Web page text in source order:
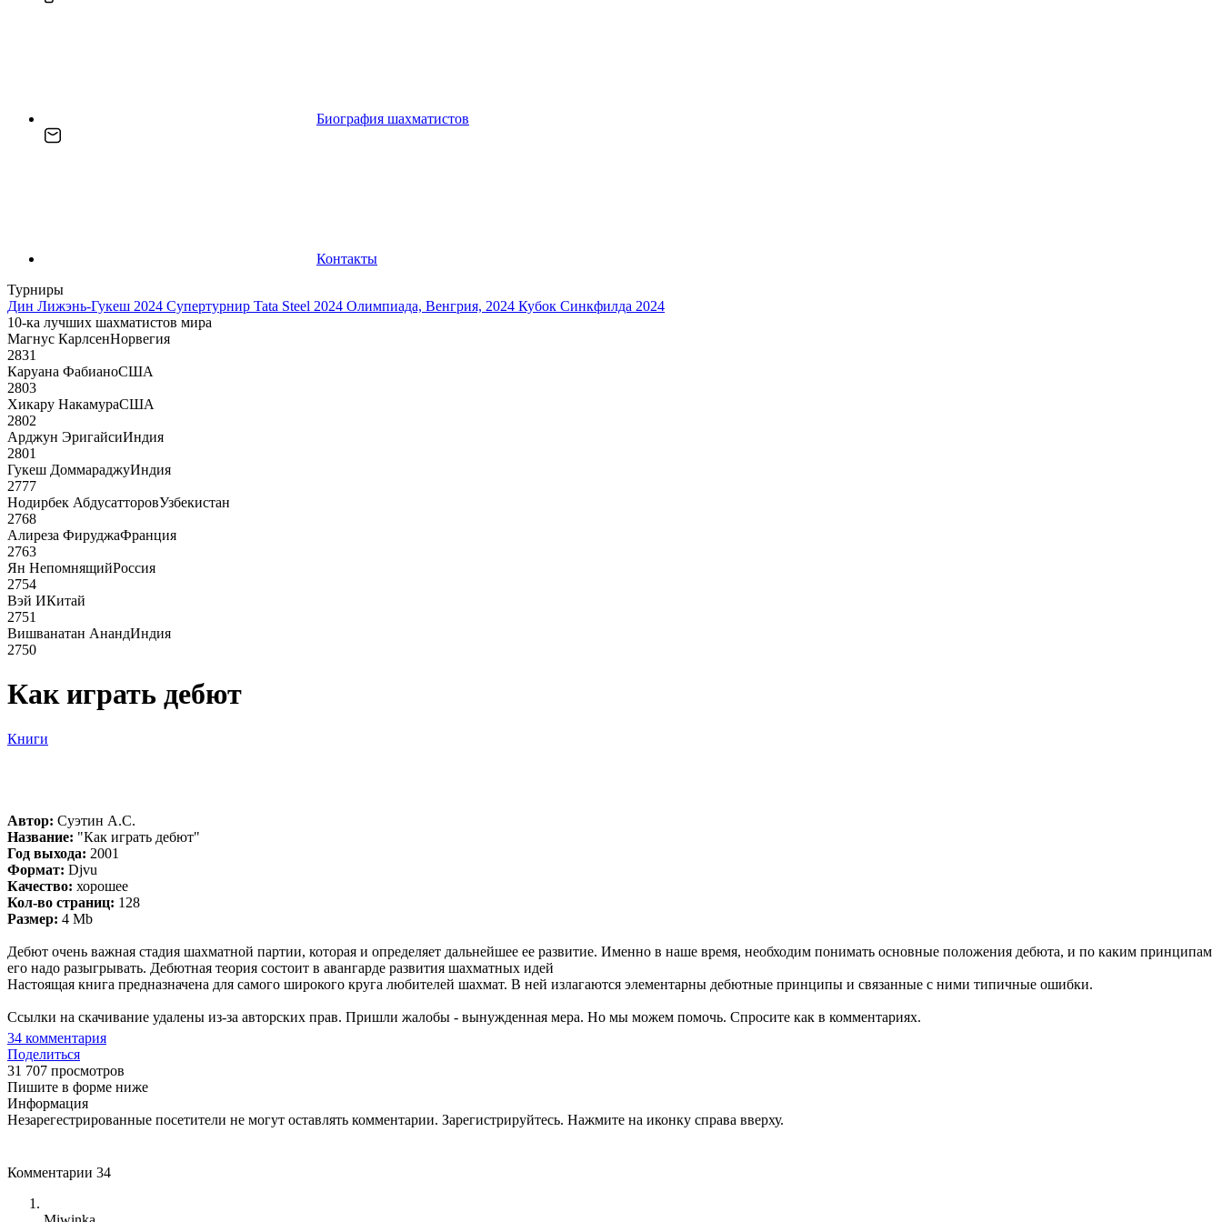
Биография шахматистов
Контакты
Турниры
Дин Лижэнь-Гукеш 2024 Супертурнир Tata Steel 2024 Олимпиада, Венгрия, 2024 Кубок Синкфилда 2024
10-ка лучших шахматистов мира
Магнус КарлсенНорвегия
2831
Каруана ФабианоСША
2803
Хикару НакамураСША
2802
Арджун ЭригайсиИндия
2801
Гукеш ДоммараджуИндия
2777
Нодирбек АбдусатторовУзбекистан
2768
Алиреза ФируджаФранция
2763
Ян НепомнящийРоссия
2754
Вэй ИКитай
2751
Вишванатан АнандИндия
2750
Как играть дебют
Книги
Автор: Суэтин А.С.
Название: "Как играть дебют"
Год выхода: 2001
Формат: Djvu
Качество: хорошее
Кол-во страниц: 128
Размер: 4 Mb
Дебют очень важная стадия шахматной партии, которая и определяет дальнейшее ее развитие. Именно в наше время, необходим понимать основные положения дебюта, и по каким принципам
его надо разыгрывать. Дебютная теория состоит в авангарде развития шахматных идей
Настоящая книга предназначена для самого широкого круга любителей шахмат. В ней излагаются элементарны дебютные принципы и связанные с ними типичные ошибки.
Ссылки на скачивание удалены из-за авторских прав. Пришли жалобы - вынужденная мера. Но мы можем помочь. Спросите как в комментариях.
34 комментария
Поделиться
31 707 просмотров
Пишите в форме ниже
Информация
Незарегестрированные посетители не могут оставлять комментарии. Зарегистрируйтесь. Нажмите на иконку справа вверху.
Комментарии 34